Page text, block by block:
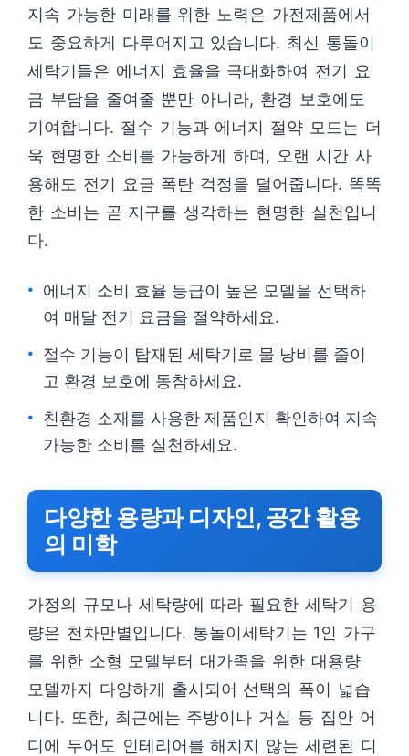
지속 가능한 미래를 위한 노력은 가전제품에서
도 중요하게 다루어지고 있습니다. 최신 통돌이
세탁기들은 에너지 효율을 극대화하여 전기 요
금 부담을 줄여줄 뿐만 아니라, 환경 보호에도
기여합니다. 절수 기능과 에너지 절약 모드는 더
욱 현명한 소비를 가능하게 하며, 오랜 시간 사
용해도 전기 요금 폭탄 걱정을 덜어줍니다. 똑똑
한 소비는 곧 지구를 생각하는 현명한 실천입니
다.
에너지 소비 효율 등급이 높은 모델을 선택하
여 매달 전기 요금을 절약하세요.
절수 기능이 탑재된 세탁기로 물 낭비를 줄이
고 환경 보호에 동참하세요.
친환경 소재를 사용한 제품인지 확인하여 지속
가능한 소비를 실천하세요.
다양한 용량과 디자인, 공간 활용
의 미학
가정의 규모나 세탁량에 따라 필요한 세탁기 용
량은 천차만별입니다. 통돌이세탁기는 1인 가구
를 위한 소형 모델부터 대가족을 위한 대용량
모델까지 다양하게 출시되어 선택의 폭이 넓습
니다. 또한, 최근에는 주방이나 거실 등 집안 어
디에 두어도 인테리어를 해치지 않는 세련된 디